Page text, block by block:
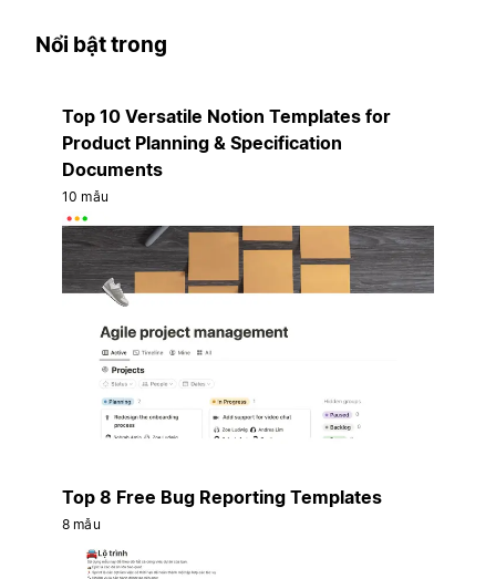
Nổi bật trong
Top 10 Versatile Notion Templates for
Product Planning & Specification
Documents
10 mẫu
Top 8 Free Bug Reporting Templates
8 mẫu